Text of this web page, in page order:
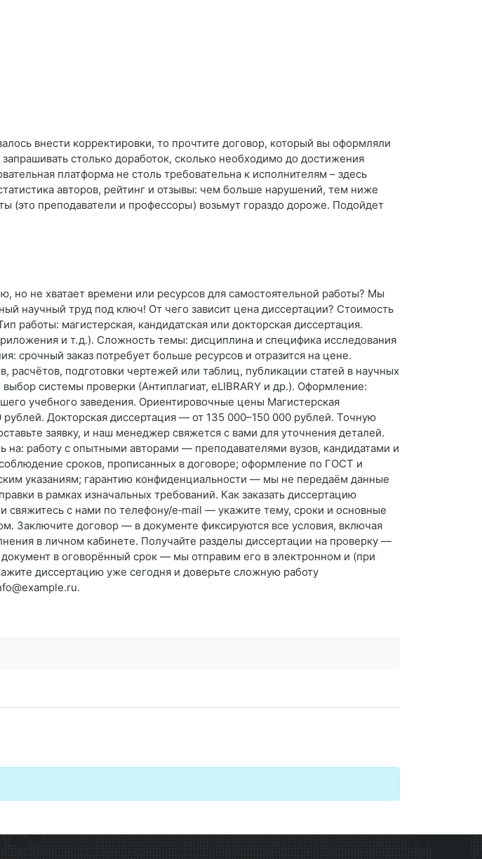
внести корректировки, то прочтите договор, который вы оформляли
столько доработок, сколько необходимо до достижения
платформа не столь требовательна к исполнителям – здесь
авторов, рейтинг и отзывы: чем больше нарушений, тем ниже
(это преподаватели и профессоры) возьмут гораздо дороже. Подойдет
но не хватает времени или ресурсов для самостоятельной работы? Мы
научный труд под ключ! От чего зависит цена диссертации? Стоимость
работы: магистерская, кандидатская или докторская диссертация.
и т. д.). Сложность темы: дисциплина и специфика исследования
срочный заказ потребует больше ресурсов и отразится на цене.
подготовки чертежей или таблиц, публикации статей в научных
системы проверки (Антиплагиат, eLIBRARY и др.). Оформление:
учебного заведения. Ориентировочные цены Магистерская
Докторская диссертация — от 135 000–150 000 рублей. Точную
заявку, и наш менеджер свяжется с вами для уточнения деталей.
работу с опытными авторами — преподавателями вузов, кандидатами и
сроков, прописанных в договоре; оформление по ГОСТ и
указаниям; гарантию конфиденциальности — мы не передаём данные
в рамках изначальных требований. Как заказать диссертацию
свяжитесь с нами по телефону/e‑mail — укажите тему, сроки и основные
Заключите договор — в документе фиксируются все условия, включая
в личном кабинете. Получайте разделы диссертации на проверку —
в оговорённый срок — мы отправим его в электронном и (при
диссертацию уже сегодня и доверьте сложную работу